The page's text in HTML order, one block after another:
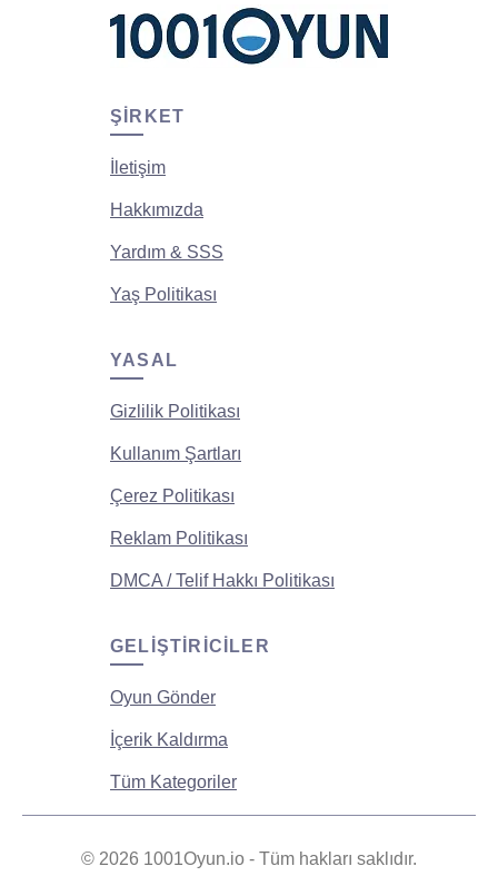
ŞIRKET
İletişim
Hakkımızda
Yardım & SSS
Yaş Politikası
YASAL
Gizlilik Politikası
Kullanım Şartları
Çerez Politikası
Reklam Politikası
DMCA / Telif Hakkı Politikası
GELIŞTIRICILER
Oyun Gönder
İçerik Kaldırma
Tüm Kategoriler
© 2026 1001Oyun.io - Tüm hakları saklıdır.